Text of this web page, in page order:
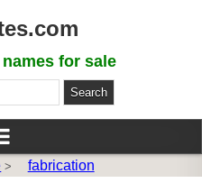
for sale
> fabrication